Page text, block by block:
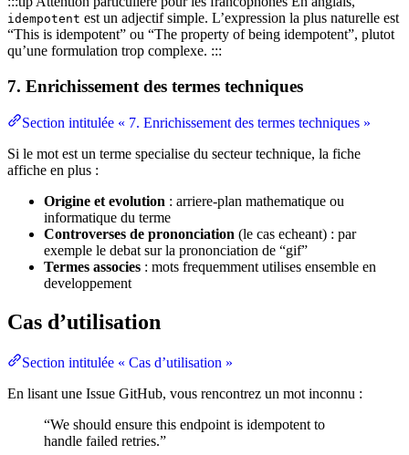
idempotent est un adjectif simple. L’expression la plus naturelle est
“This is idempotent” ou “The property of being idempotent”, plutot
qu’une formulation trop complexe. :::
7. Enrichissement des termes techniques
Section intitulée « 7. Enrichissement des termes techniques »
Si le mot est un terme specialise du secteur technique, la fiche
affiche en plus :
Origine et evolution : arriere-plan mathematique ou
informatique du terme
Controverses de prononciation (le cas echeant) : par
exemple le debat sur la prononciation de “gif”
Termes associes : mots frequemment utilises ensemble en
developpement
Cas d’utilisation
Section intitulée « Cas d’utilisation »
En lisant une Issue GitHub, vous rencontrez un mot inconnu :
“We should ensure this endpoint is idempotent to
handle failed retries.”